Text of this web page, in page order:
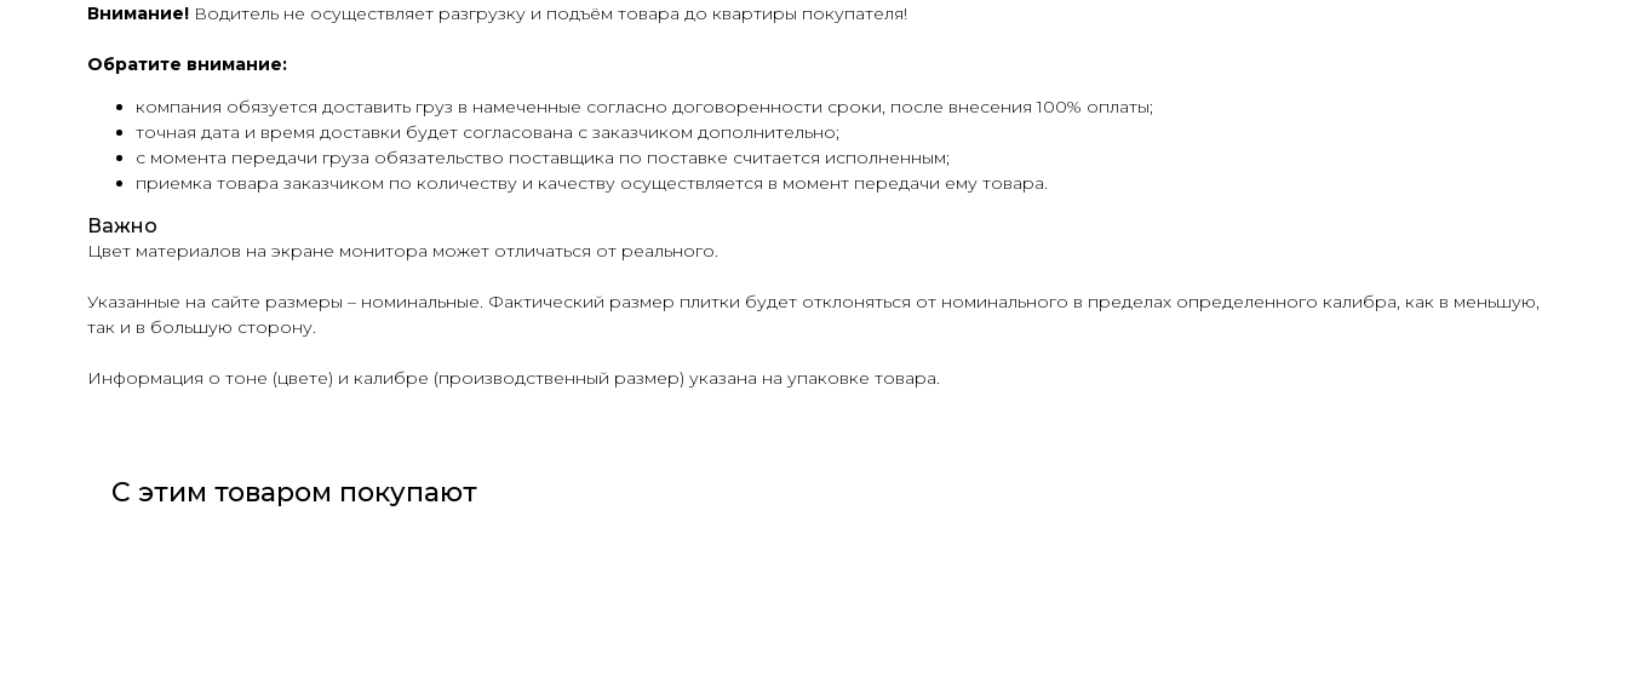
Внимание! Водитель не осуществляет разгрузку и подъём товара до квартиры покупателя!
Обратите внимание:
компания обязуется доставить груз в намеченные согласно договоренности сроки, после внесения 100% оплаты;
точная дата и время доставки будет согласована с заказчиком дополнительно;
с момента передачи груза обязательство поставщика по поставке считается исполненным;
приемка товара заказчиком по количеству и качеству осуществляется в момент передачи ему товара.
Важно
Цвет материалов на экране монитора может отличаться от реального.
Указанные на сайте размеры – номинальные. Фактический размер плитки будет отклоняться от номинального в пределах определенного калибра, как в меньшую,
так и в большую сторону.
Информация о тоне (цвете) и калибре (производственный размер) указана на упаковке товара.
С этим товаром покупают